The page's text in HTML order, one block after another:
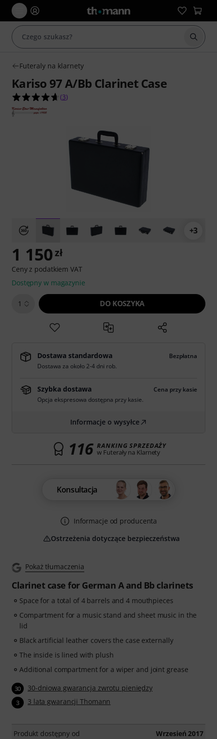
Futeraly na klarnety
Kariso 97 A/Bb Clarinet Case
4.7 na 5 gwiazdek z 3 ocen klientów
(3)
+3
Pokaż tłumaczenia
Clarinet case for German A and Bb clarinets
Space for a total of 4 barrels and 4 mouthpieces
Compartment for a music stand and sheet music in the
lid
Black artificial leather covers the case externally
The inside is lined with plush
Additional compartment for a wiper and joint grease
30 30-dniowa gwarancja zwrotu pieniędzy
3 3 lata gwarancji Thomann
Produkt dostępny od Wrzesień 2017
1 150zł
Ceny z podatkiem VAT
Dostępny w magazynie
1 DO KOSZYKA
Dostawa standardowa
Bezpłatna
Dostawa za około 2-4 dni rob.
Szybka dostawa
Cena przy kasie
Opcja ekspresowa dostępna przy kasie.
Informacje o wysyłce
116 RANKING SPRZEDAŻY
w Futerały na Klarnety
Konsultacja
Informacje od producenta
Ostrzeżenia dotyczące bezpieczeństwa